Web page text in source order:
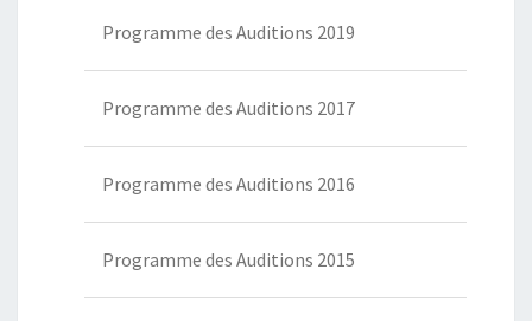
Programme des Auditions 2019
Programme des Auditions 2017
Programme des Auditions 2016
Programme des Auditions 2015